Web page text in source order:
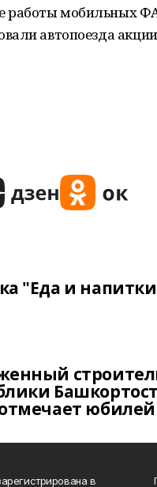
работы мобильных
автопоезда
"Еда и
отмечает юбилей
в